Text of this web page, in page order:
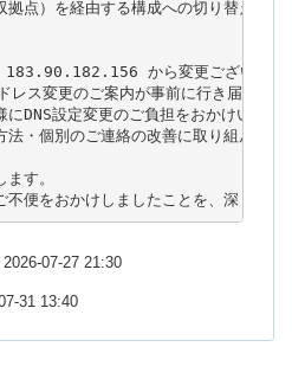
拠点）を経由する構成への切り替えを完
183.90.182.156 から変更ございませ
レス変更のご案内が事前に行き届かず、
DNS設定変更のご負担をおかけいたし
法・個別のご連絡の改善に取り組んでま
す。
不便をおかけしましたことを、深くお詫
07-27 21:30
31 13:40